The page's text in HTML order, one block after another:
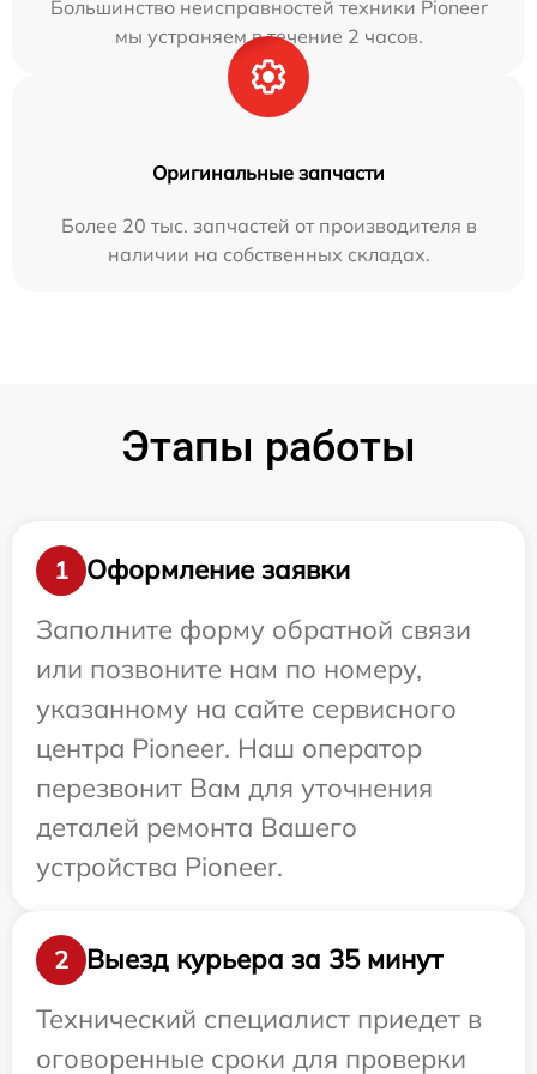
Большинство неисправностей техники Pioneer
мы устраняем в течение 2 часов.
Оригинальные запчасти
Более 20 тыс. запчастей от производителя в
наличии на собственных складах.
Этапы работы
1
Оформление заявки
Заполните форму обратной связи
или позвоните нам по номеру,
указанному на сайте сервисного
центра Pioneer. Наш оператор
перезвонит Вам для уточнения
деталей ремонта Вашего
устройства Pioneer.
2
Выезд курьера за 35 минут
Технический специалист приедет в
оговоренные сроки для проверки